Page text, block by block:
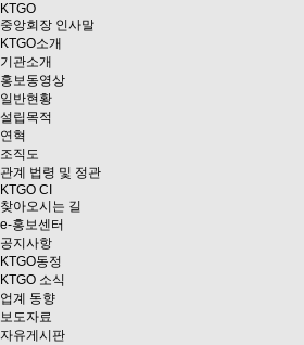
KTGO
중앙회장 인사말
KTGO소개
기관소개
홍보동영상
일반현황
설립목적
연혁
조직도
관계 법령 및 정관
KTGO CI
찾아오시는 길
e-홍보센터
공지사항
KTGO동정
KTGO 소식
업계 동향
보도자료
자유게시판